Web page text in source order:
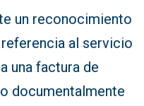
un reconocimiento
al servicio
una factura de
documentalmente